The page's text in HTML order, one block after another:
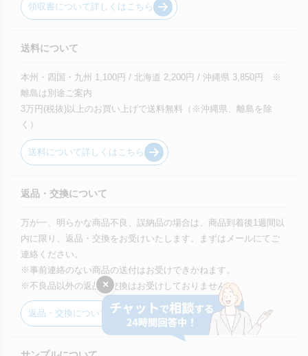
領収書について詳しくはこちら
送料について
本州・四国・九州 1,100円 / 北海道 2,200円 / 沖縄県 3,850円 ※
離島は別途ご案内
3万円(税抜)以上のお買い上げで送料無料（※沖縄県、離島を除
く）
送料について詳しくはこちら
返品・交換について
万が一、明らかな商品不良、誤納品の場合は、商品到着後1週間以
内に限り、返品・交換をお受けいたします。まずはメールにてご
連絡ください。
※事前連絡のない商品の送付はお受けできかねます。
※不良品以外の返品・交換はお受けしておりません。
返品・交換について詳しくはこちら
×